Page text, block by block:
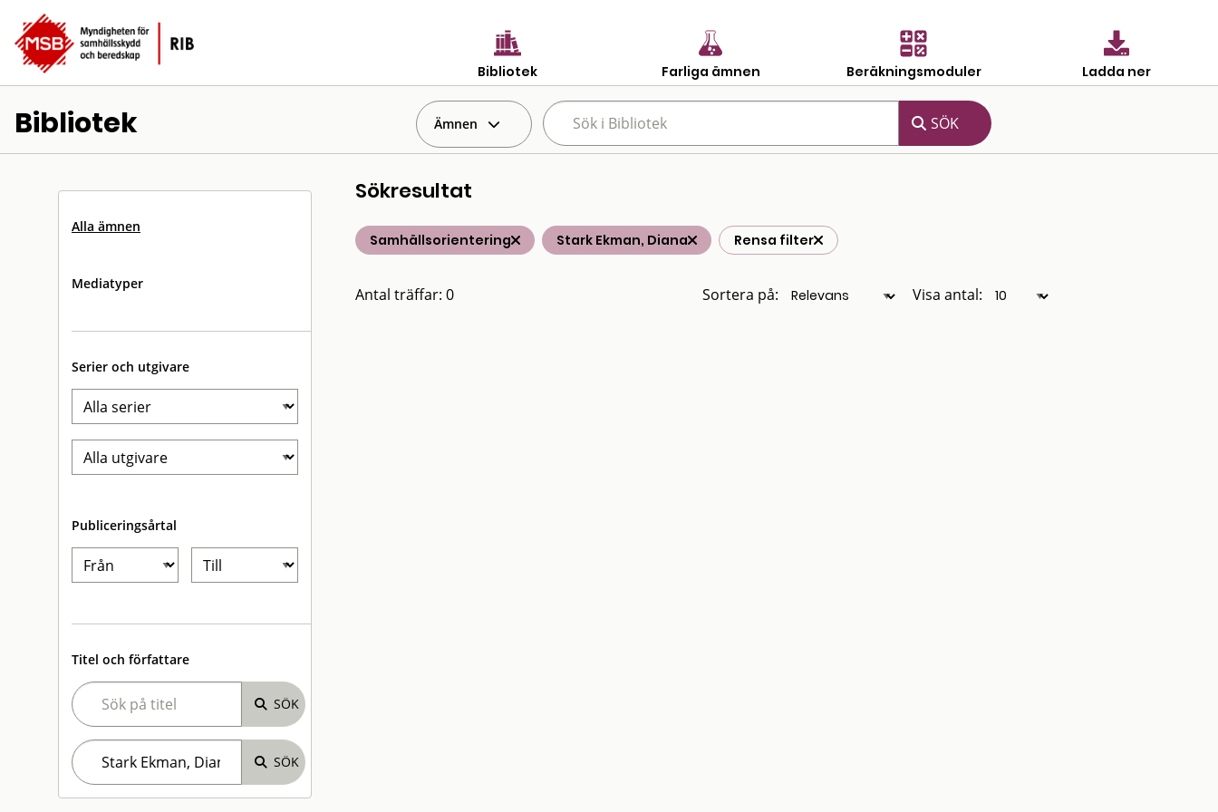
Bibliotek Farliga ämnen Beräkningsmoduler Ladda ner
Bibliotek Ämnen
Alla ämnen
Mediatyper
Serier och utgivare
Publiceringsårtal
Titel och författare
Sökresultat
Samhällsorientering Stark Ekman, Diana Rensa filter
Antal träffar: 0 Sortera på: Visa antal: